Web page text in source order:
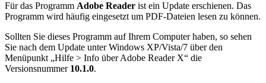
Für das Programm Adobe Reader ist ein Update erschienen. Das
Programm wird häufig eingesetzt um PDF-Dateien lesen zu können.
Sollten Sie dieses Programm auf Ihrem Computer haben, so sehen
Sie nach dem Update unter Windows XP/Vista/7 über den
Menüpunkt „Hilfe > Info über Adobe Reader X“ die
Versionsnummer 10.1.0.